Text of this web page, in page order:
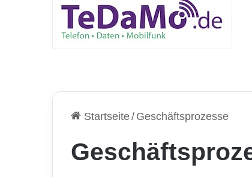
Startseite/ Geschäftsprozesse